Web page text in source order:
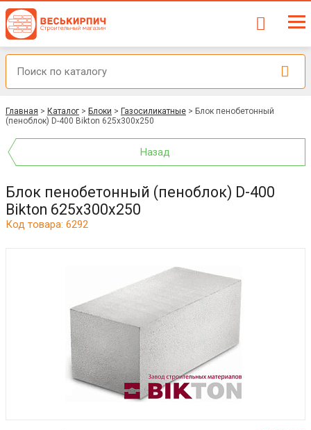
Главная > Каталог > Блоки > Газосиликатные > Блок пенобетонный
(пеноблок) D-400 Bikton 625x300x250
Назад
Блок пенобетонный (пеноблок) D-400
Bikton 625x300x250
Код товара: 6292